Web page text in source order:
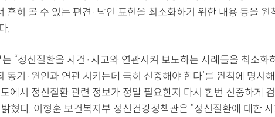
흔히 볼 수 있는 편견·낙인 표현을 최소화하기 위한 내용 등을 원
.
“정신질환을 사건·사고와 연관시켜 보도하는 사례들을 최소화
동기·원인과 연관 시키는데 극히 신중해야 한다’를 원칙에 명시
에서 정신질환 관련 정보가 정말 필요한지 다시 한번 신중하게
혔다. 이형훈 보건복지부 정신건강정책관은 “정신질환에 대한